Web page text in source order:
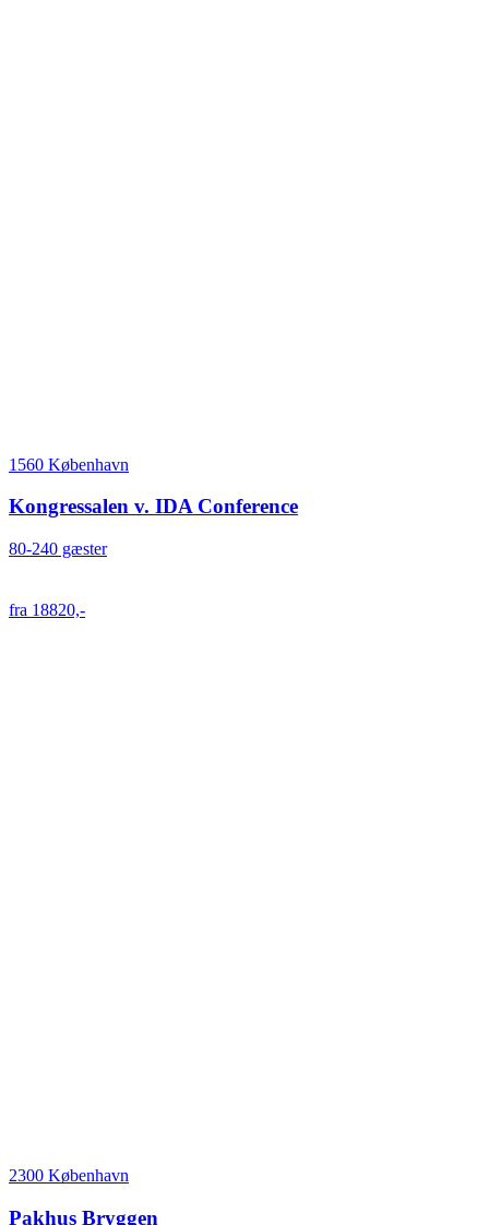
1560 København
Kongressalen v. IDA Conference
80-240 gæster
fra 18820,-
2300 København
Pakhus Bryggen